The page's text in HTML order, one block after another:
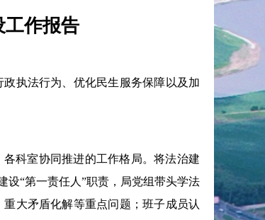
工作报告
执法行为、优化民生服务保障以及加
科室协同推进的工作格局。将法治建
“第一责任人”职责，局党组带头学法
大矛盾化解等重点问题；班子成员认